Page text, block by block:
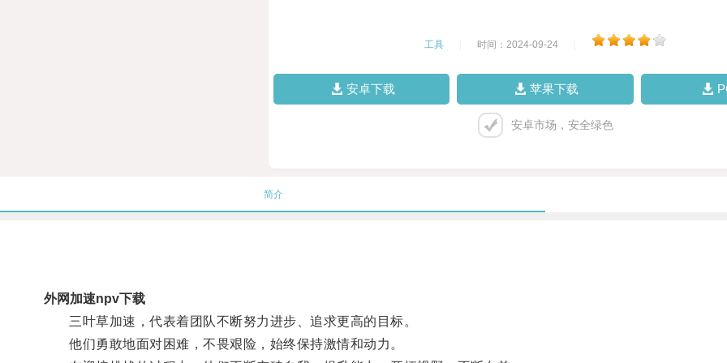
工具 时间：2024-09-24
安卓下载 苹果下载
安卓市场，安全绿色
简介
外网加速npv下载
三叶草加速，代表着团队不断努力进步、追求更高的目标。
他们勇敢地面对困难，不畏艰险，始终保持激情和动力。